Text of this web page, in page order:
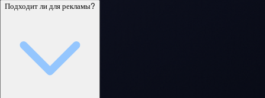
Подходит ли для рекламы?